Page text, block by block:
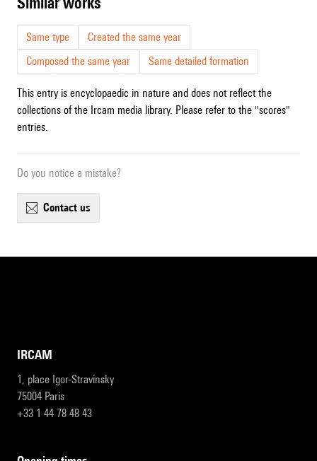
Same type
Created the same year
Composed the same year
Same detailed formation
This entry is encyclopaedic in nature and does not reflect the
collections of the Ircam media library. Please refer to the "scores"
entries.
Do you notice a mistake?
contact us
IRCAM
1, place Igor-Stravinsky
75004 Paris
+33 1 44 78 48 43